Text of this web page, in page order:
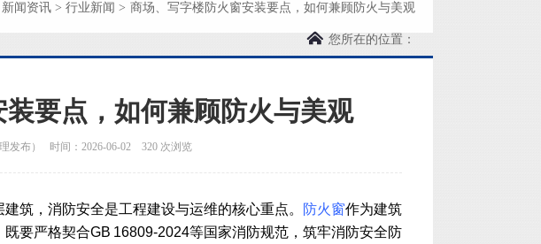
商场、写字楼防火窗安装要点，如何兼顾防火与美观
新闻资讯 > 行业新闻 >
您所在的位置：
要点，如何兼顾防火与美观
理发布） 时间：2026-06-02 320 次浏览
筑，消防安全是工程建设与运维的核心重点。 防火窗作为建筑
要严格契合GB 16809-2024等国家消防规范，筑牢消防安全防